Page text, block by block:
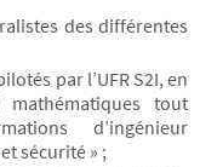
des différentes
par l’UFR S2I, en
tout
d’ingénieur
sécurité » ;